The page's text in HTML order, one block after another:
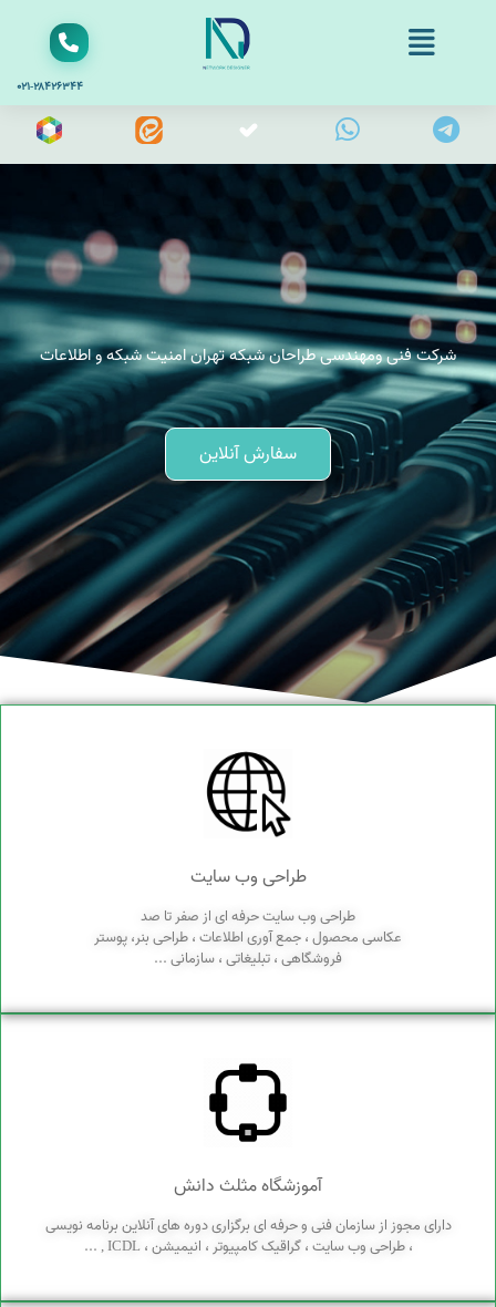
۰۲۱-۲۸۴۲۶۳۴۴
شرکت فنی ومهندسی طراحان شبکه تهران امنیت شبکه و اطلاعات
سفارش آنلاین
در ح
طراحی وب سایت
طراحی وب سایت حرفه ای از صفر تا صد
عکاسی محصول ، جمع آوری اطلاعات ، طراحی بنر، پوستر
فروشگاهی ، تبلیغاتی ، سازمانی ...
آموزشگاه مثلث دانش
دارای مجوز از سازمان فنی و حرفه ای برگزاری دوره های آنلاین برنامه نویسی
، طراحی وب سایت ، گراقیک کامپیوتر ، انیمیشن ، ICDL , ...